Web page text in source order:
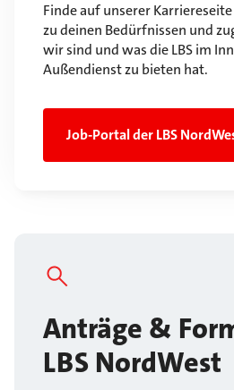
Finde auf unserer
zu deinen Bedürfnissen und
wir sind und was die LBS im
Außendienst zu bieten hat.
Job-Portal der LBS
Anträge &
LBS NordWest